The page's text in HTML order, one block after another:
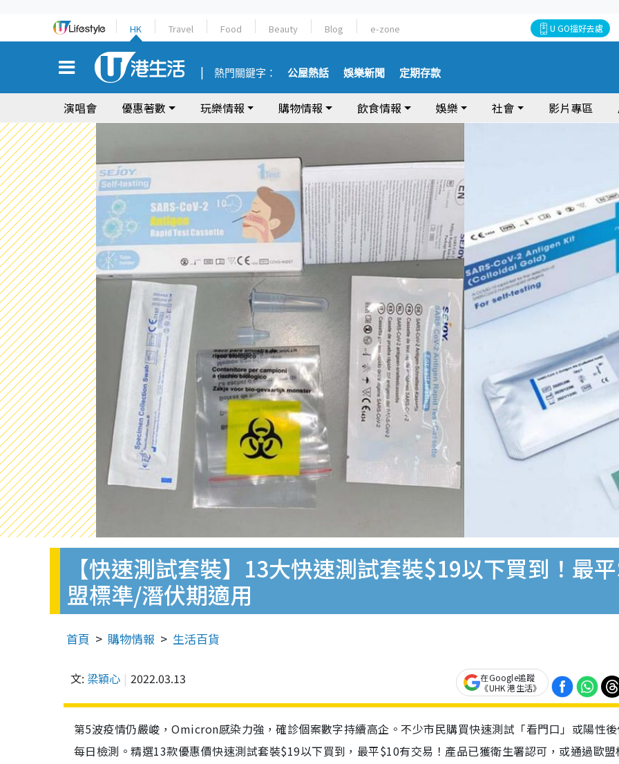
HK Travel Food Beauty Blog e-zone U GO搵好去處
熱門關鍵字： 公屋熱話 娛樂新聞 定期存款
演唱會 優惠著數 玩樂情報 購物情報 飲食情報 娛樂 社會 影片專區
【快速測試套裝】13大快速測試套裝$19以下買到！最
盟標準/潛伏期適用
首頁 購物情報 生活百貨
文: 梁穎心 2022.03.13
在Google追蹤
《UHK 港生活》
第5波疫情仍嚴峻，Omicron感染力強，確診個案數字持續高企。不少市民購買快速測試「看門口」或陽性
每日檢測。精選13款優惠價快速測試套裝$19以下買到，最平$10有交易！產品已獲衛生署認可，或通過歐盟